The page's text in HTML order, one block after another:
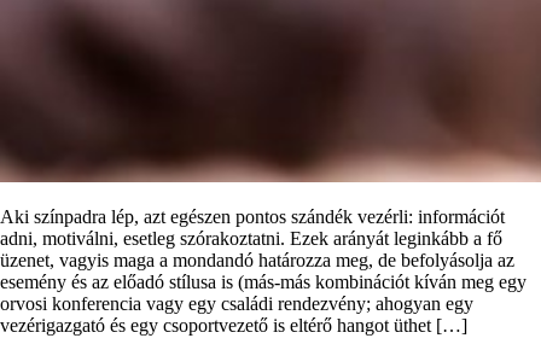
Aki színpadra lép, azt egészen pontos szándék vezérli: információt
adni, motiválni, esetleg szórakoztatni. Ezek arányát leginkább a fő
üzenet, vagyis maga a mondandó határozza meg, de befolyásolja az
esemény és az előadó stílusa is (más-más kombinációt kíván meg egy
orvosi konferencia vagy egy családi rendezvény; ahogyan egy
vezérigazgató és egy csoportvezető is eltérő hangot üthet […]